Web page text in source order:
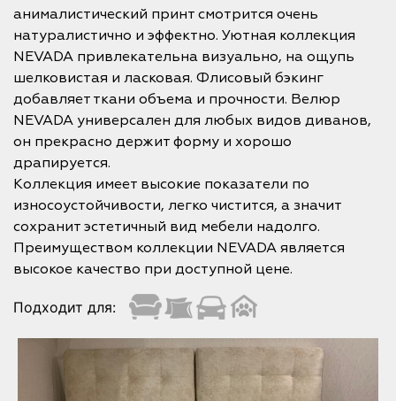
анималистический принт смотрится очень
натуралистично и эффектно. Уютная коллекция
NEVADA привлекательна визуально, на ощупь
шелковистая и ласковая. Флисовый бэкинг
добавляет ткани объема и прочности. Велюр
NEVADA универсален для любых видов диванов,
он прекрасно держит форму и хорошо
драпируется.
Коллекция имеет высокие показатели по
износоустойчивости, легко чистится, а значит
сохранит эстетичный вид мебели надолго.
Преимуществом коллекции NEVADA является
высокое качество при доступной цене.
Подходит для: